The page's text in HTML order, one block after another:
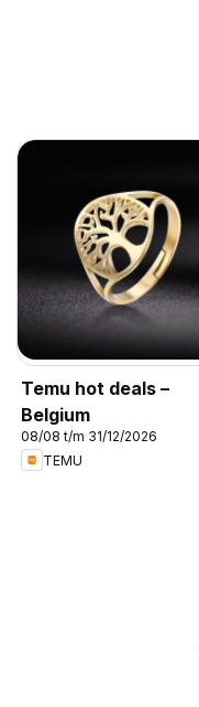
Temu hot deals –
Belgium
08/08 t/m 31/12/2026
TEMU